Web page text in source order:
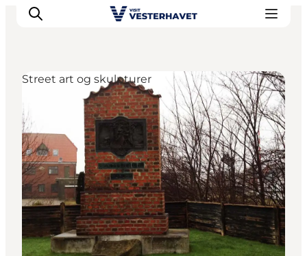
Det sker
Oplevelser
Vores Byer
Mad & Overnatning
Køb billet
Planlæg din ferie
Street art og skulpturer